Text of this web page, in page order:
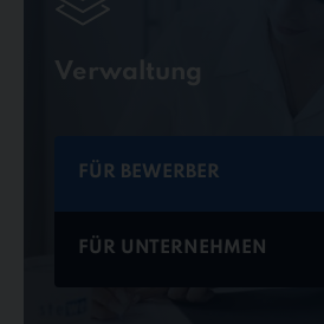
Verwaltung
FÜR BEWERBER
FÜR UNTERNEHMEN